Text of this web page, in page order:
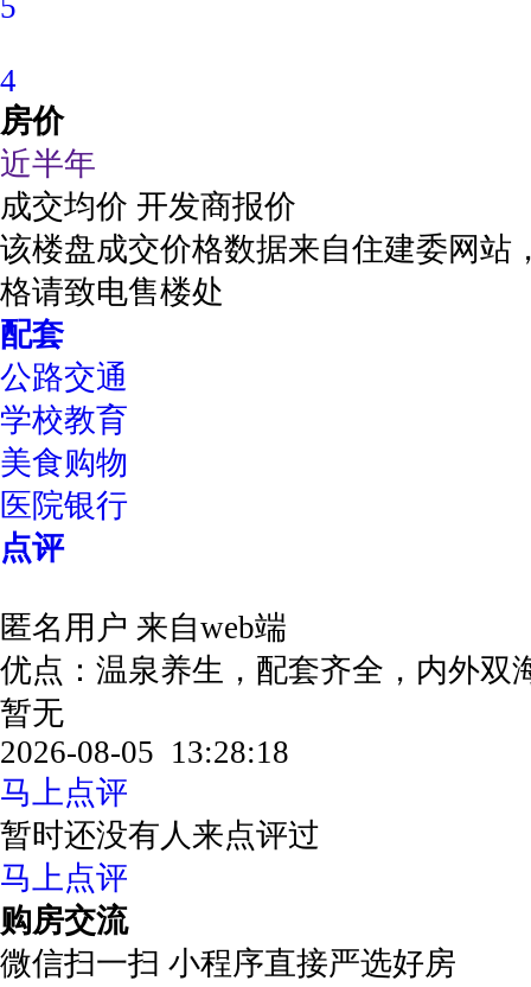
5
4
房价
近半年
成交均价 开发商报价
该楼盘成交价格数据来自住建委网站
格请致电售楼处
配套
公路交通
学校教育
美食购物
医院银行
点评
匿名用户 来自web端
优点：温泉养生，配套齐全，内外
暂无
2026-08-05 13:28:18
马上点评
暂时还没有人来点评过
马上点评
购房交流
微信扫一扫 小程序直接严选好房